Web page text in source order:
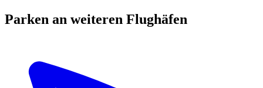
Parken an weiteren Flughäfen